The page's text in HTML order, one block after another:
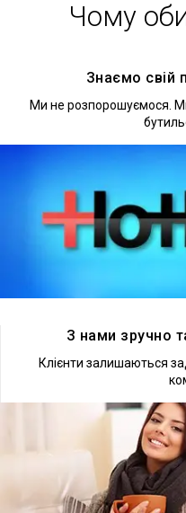
Чому
Знаємо свій
Ми не розпорошуємося.
З нами зручно
Клієнти залишаються